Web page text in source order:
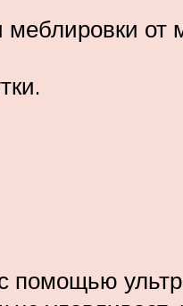
от
помощью